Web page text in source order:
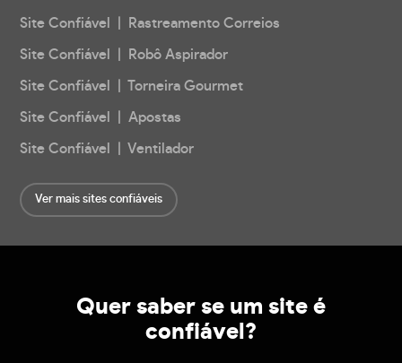
Site Confiável | Rastreamento Correios
Site Confiável | Robô Aspirador
Site Confiável | Torneira Gourmet
Site Confiável | Apostas
Site Confiável | Ventilador
Ver mais sites confiáveis
Quer saber se um site é
confiável?